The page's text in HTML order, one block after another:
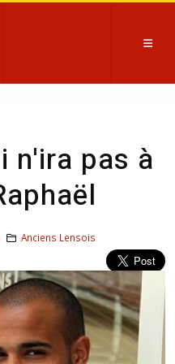
n'ira pas à
Anciens Lensois